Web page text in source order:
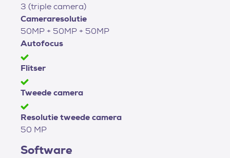
3 (triple camera)
Cameraresolutie
50MP + 50MP + 50MP
Autofocus
Flitser
Tweede camera
Resolutie tweede camera
50 MP
Software